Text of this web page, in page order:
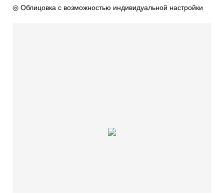
◎ Облицовка с возможностью индивидуальной настройки